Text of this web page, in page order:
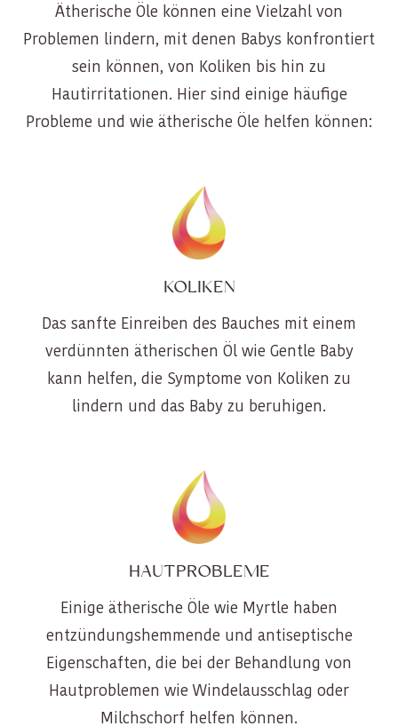
Ätherische Öle können eine Vielzahl von
Problemen lindern, mit denen Babys konfrontiert
sein können, von Koliken bis hin zu
Hautirritationen. Hier sind einige häufige
Probleme und wie ätherische Öle helfen können:
KOLIKEN
Das sanfte Einreiben des Bauches mit einem
verdünnten ätherischen Öl wie Gentle Baby
kann helfen, die Symptome von Koliken zu
lindern und das Baby zu beruhigen.
HAUTPROBLEME
Einige ätherische Öle wie Myrtle haben
entzündungshemmende und antiseptische
Eigenschaften, die bei der Behandlung von
Hautproblemen wie Windelausschlag oder
Milchschorf helfen können.